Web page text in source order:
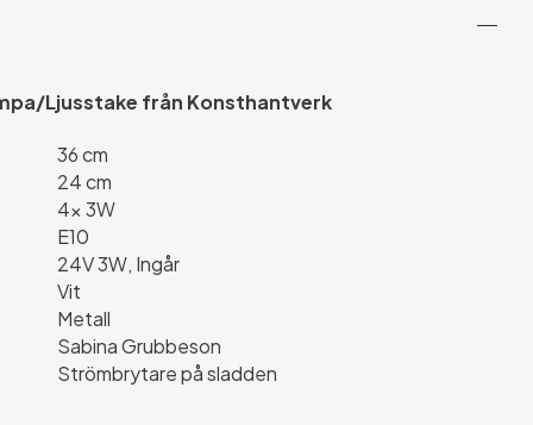
Ljusstake från Konsthantverk
36 cm
24 cm
4x 3W
E10
24V 3W, Ingår
Vit
Metall
Sabina Grubbeson
Strömbrytare på sladden